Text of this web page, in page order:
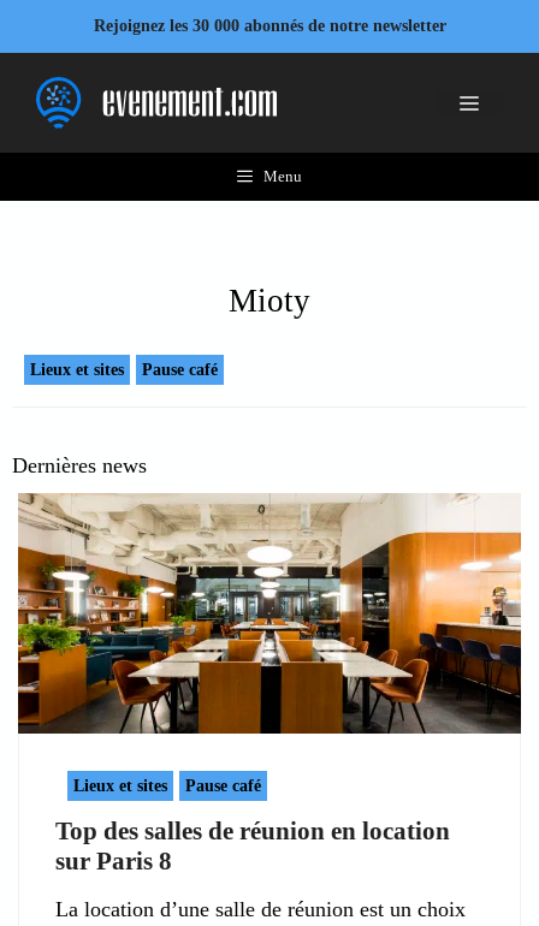
contenu
Rejoignez les 30 000 abonnés de notre newsletter
Menu
Menu
Mioty
Lieux et sites Pause café
Dernières news
Lieux et sites Pause café
Top des salles de réunion en location
sur Paris 8
La location d’une salle de réunion est un choix